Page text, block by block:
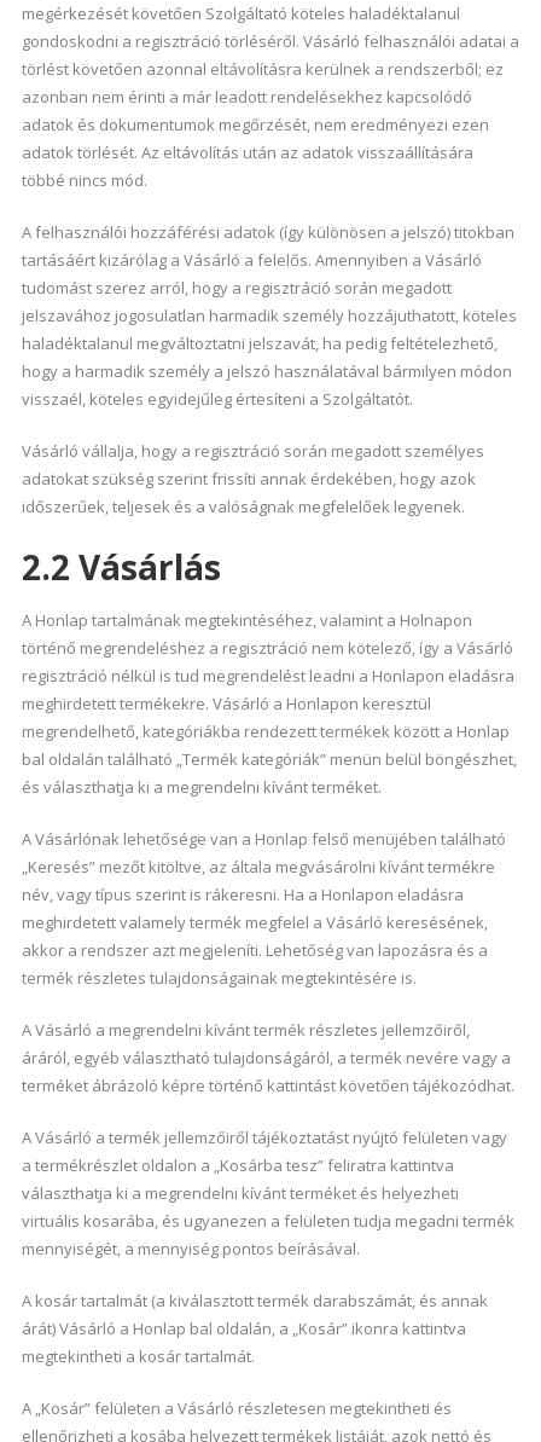
megérkezését követően Szolgáltató köteles haladéktalanul
gondoskodni a regisztráció törléséről. Vásárló felhasználói adatai a
törlést követően azonnal eltávolításra kerülnek a rendszerből; ez
azonban nem érinti a már leadott rendelésekhez kapcsolódó
adatok és dokumentumok megőrzését, nem eredményezi ezen
adatok törlését. Az eltávolítás után az adatok visszaállítására
többé nincs mód.
A felhasználói hozzáférési adatok (így különösen a jelszó) titokban
tartásáért kizárólag a Vásárló a felelős. Amennyiben a Vásárló
tudomást szerez arról, hogy a regisztráció során megadott
jelszavához jogosulatlan harmadik személy hozzájuthatott, köteles
haladéktalanul megváltoztatni jelszavát, ha pedig feltételezhető,
hogy a harmadik személy a jelszó használatával bármilyen módon
visszaél, köteles egyidejűleg értesíteni a Szolgáltatót.
Vásárló vállalja, hogy a regisztráció során megadott személyes
adatokat szükség szerint frissíti annak érdekében, hogy azok
időszerűek, teljesek és a valóságnak megfelelőek legyenek.
2.2 Vásárlás
A Honlap tartalmának megtekintéséhez, valamint a Holnapon
történő megrendeléshez a regisztráció nem kötelező, így a Vásárló
regisztráció nélkül is tud megrendelést leadni a Honlapon eladásra
meghirdetett termékekre. Vásárló a Honlapon keresztül
megrendelhető, kategóriákba rendezett termékek között a Honlap
bal oldalán található „Termék kategóriák” menün belül böngészhet,
és választhatja ki a megrendelni kívánt terméket.
A Vásárlónak lehetősége van a Honlap felső menüjében található
„Keresés” mezőt kitöltve, az általa megvásárolni kívánt termékre
név, vagy típus szerint is rákeresni. Ha a Honlapon eladásra
meghirdetett valamely termék megfelel a Vásárló keresésének,
akkor a rendszer azt megjeleníti. Lehetőség van lapozásra és a
termék részletes tulajdonságainak megtekintésére is.
A Vásárló a megrendelni kívánt termék részletes jellemzőiről,
áráról, egyéb választható tulajdonságáról, a termék nevére vagy a
terméket ábrázoló képre történő kattintást követően tájékozódhat.
A Vásárló a termék jellemzőiről tájékoztatást nyújtó felületen vagy
a termékrészlet oldalon a „Kosárba tesz” feliratra kattintva
választhatja ki a megrendelni kívánt terméket és helyezheti
virtuális kosarába, és ugyanezen a felületen tudja megadni termék
mennyiségét, a mennyiség pontos beírásával.
A kosár tartalmát (a kiválasztott termék darabszámát, és annak
árát) Vásárló a Honlap bal oldalán, a „Kosár” ikonra kattintva
megtekintheti a kosár tartalmát.
A „Kosár” felületen a Vásárló részletesen megtekintheti és
ellenőrizheti a kosába helyezett termékek listáját, azok nettó és